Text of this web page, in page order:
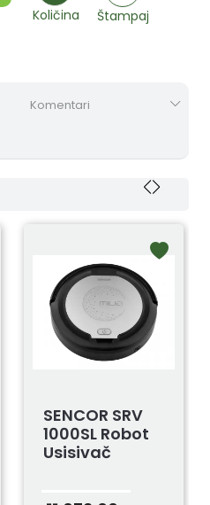
Količina Štampaj
Komentari
SENCOR SRV
1000SL Robot
Usisivač